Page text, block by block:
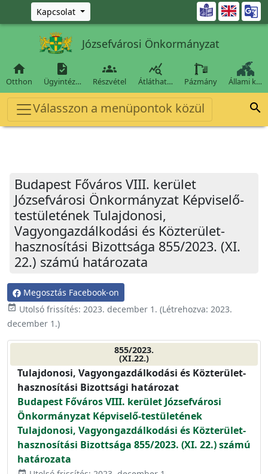
Ugrás a fő tartalomra
Kapcsolat 
Józsefvárosi Önkormányzat

Otthon

Ügyintéz…

Részvétel

Átláthat… Pázmány Állami k…
Válasszon a menüpontok közül 
Budapest Főváros VIII. kerület
Józsefvárosi Önkormányzat Képviselő-
testületének Tulajdonosi,
Vagyongazdálkodási és Közterület-
hasznosítási Bizottsága 855/2023. (XI.
22.) számú határozata
Megosztás Facebook-on
event_available Utolsó frissítés: 2023. december 1. (Létrehozva: 2023.
december 1.)
855/2023.
(XI.22.)
Tulajdonosi, Vagyongazdálkodási és Közterület-
hasznosítási Bizottsági határozat
Budapest Főváros VIII. kerület Józsefvárosi
Önkormányzat Képviselő-testületének
Tulajdonosi, Vagyongazdálkodási és Közterület-
hasznosítási Bizottsága 855/2023. (XI. 22.) számú
határozata